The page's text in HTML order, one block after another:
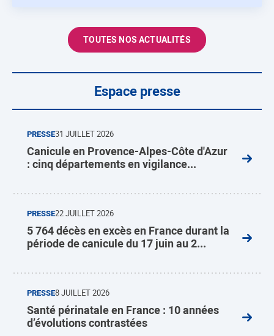
TOUTES NOS ACTUALITÉS
Espace presse
PRESSE31 JUILLET 2026
Canicule en Provence-Alpes-Côte d'Azur
: cinq départements en vigilance...
PRESSE22 JUILLET 2026
5 764 décès en excès en France durant la
période de canicule du 17 juin au 2...
PRESSE8 JUILLET 2026
Santé périnatale en France : 10 années
d’évolutions contrastées